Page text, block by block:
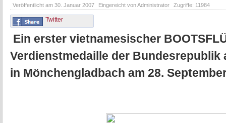
Veröffentlicht am 30. Januar 2007 Eingereicht vonAdministrator Zugriffe: 11984
Twitter
Ein erster vietnamesischer
Verdienstmedaille der Bundesrepublik
in Mönchengladbach am 28.